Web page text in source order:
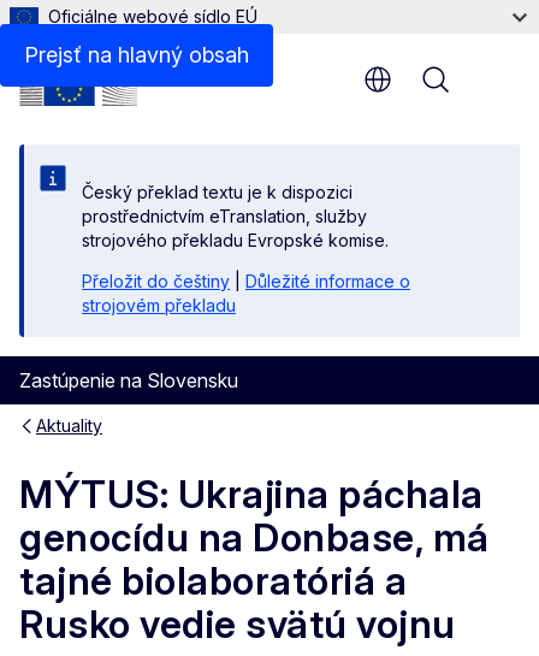
Prejsť na hlavný obsah
Oficiálne webové sídlo EÚ
Český překlad textu je k dispozici
prostřednictvím eTranslation, služby
strojového překladu Evropské komise.
Přeložit do češtiny
Důležité informace o
strojovém překladu
Zastúpenie na Slovensku
Menu
Aktuality
MÝTUS: Ukrajina páchala
genocídu na Donbase, má
tajné biolaboratóriá a
Rusko vedie svätú vojnu